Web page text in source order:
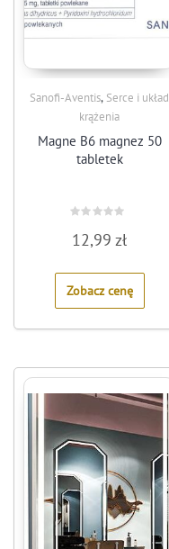
Sanofi-Aventis, Serce i układ
krążenia
Magne B6 magnez 50
tabletek
0
out
5
12,99zł
Zobacz cenę